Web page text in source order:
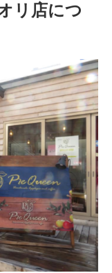
リ店につ